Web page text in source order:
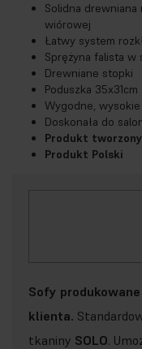
Solidna
wiórowej
Łatwy system
Sprężyna falista w
Drewniane stopki
Poduszka 35x31cm
Wygodne,
Doskonała do
Produkt
Produkt Polski
Sofy
klienta.
tkaniny SOLO.